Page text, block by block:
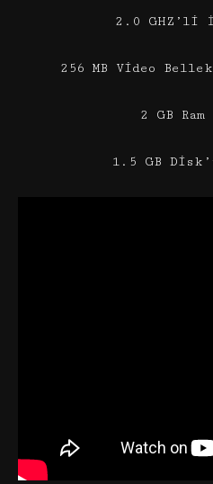
2.0 GHZ’li
256 MB Video
2 GB
1.5 GB